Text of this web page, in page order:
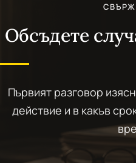
Обсъдете
Първият разговор
действие и в какъв